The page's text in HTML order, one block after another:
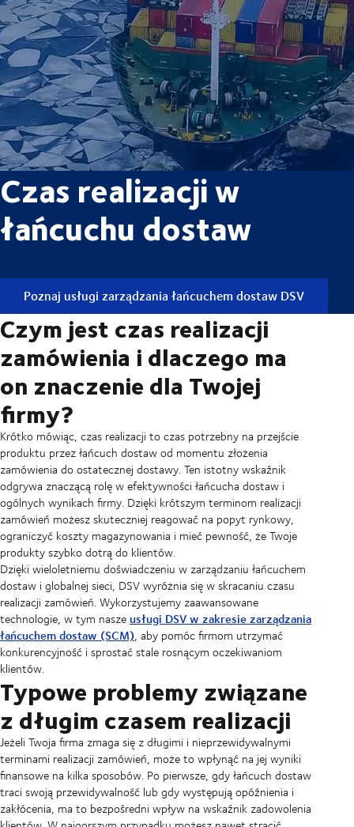
Czas realizacji w
łańcuchu dostaw
Poznaj usługi zarządzania łańcuchem dostaw DSV
Czym jest czas realizacji
zamówienia i dlaczego ma
on znaczenie dla Twojej
firmy?
Krótko mówiąc, czas realizacji to czas potrzebny na przejście
produktu przez łańcuch dostaw od momentu złożenia
zamówienia do ostatecznej dostawy. Ten istotny wskaźnik
odgrywa znaczącą rolę w efektywności łańcucha dostaw i
ogólnych wynikach firmy. Dzięki krótszym terminom realizacji
zamówień możesz skuteczniej reagować na popyt rynkowy,
ograniczyć koszty magazynowania i mieć pewność, że Twoje
produkty szybko dotrą do klientów.
Dzięki wieloletniemu doświadczeniu w zarządzaniu łańcuchem
dostaw i globalnej sieci, DSV wyróżnia się w skracaniu czasu
realizacji zamówień. Wykorzystujemy zaawansowane
technologie, w tym naszeusługi DSV w zakresie zarządzania
łańcuchem dostaw (SCM), aby pomóc firmom utrzymać
konkurencyjność i sprostać stale rosnącym oczekiwaniom
klientów.
Typowe problemy związane
z długim czasem realizacji
Jeżeli Twoja firma zmaga się z długimi i nieprzewidywalnymi
terminami realizacji zamówień, może to wpłynąć na jej wyniki
finansowe na kilka sposobów. Po pierwsze, gdy łańcuch dostaw
traci swoją przewidywalność lub gdy występują opóźnienia i
zakłócenia, ma to bezpośredni wpływ na wskaźnik zadowolenia